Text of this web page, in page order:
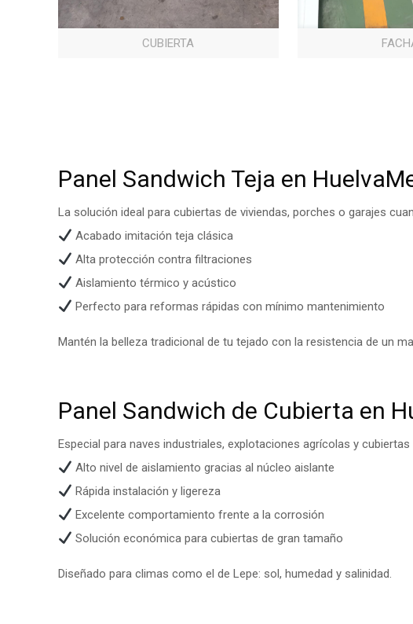
CUBIERTA
Panel Sandwich Teja en
La solución ideal para cubiertas de viviendas, porches o garajes
Acabado imitación teja clásica
Alta protección contra filtraciones
Aislamiento térmico y acústico
Perfecto para reformas rápidas con mínimo mantenimiento
Mantén la belleza tradicional de tu tejado con la resistencia de un
Panel Sandwich de Cubierta en
Especial para naves industriales, explotaciones agrícolas y
Alto nivel de aislamiento gracias al núcleo aislante
Rápida instalación y ligereza
Excelente comportamiento frente a la corrosión
Solución económica para cubiertas de gran tamaño
Diseñado para climas como el de Lepe: sol, humedad y salinidad.